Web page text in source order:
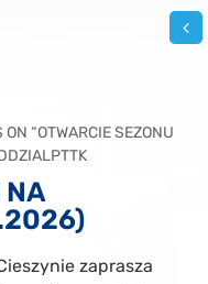
“OTWARCIE SEZONU
NA
zaprasza